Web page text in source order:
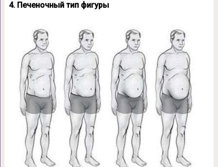
4. Печеночный тип фигуры